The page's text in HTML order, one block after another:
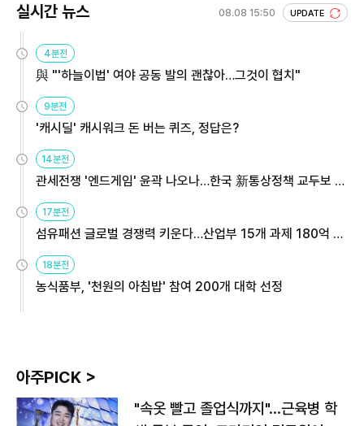
실시간 뉴스 08.08 15:50 UPDATE
4분전
與 "'하늘이법' 여야 공동 발의 괜찮아…그것이 협치"
9분전
'캐시딜' 캐시워크 돈 버는 퀴즈, 정답은?
14분전
관세전쟁 '엔드게임' 윤곽 나오나…한국 新통상정책 교두보 활
용해야
17분전
섬유패션 글로벌 경쟁력 키운다…산업부 15개 과제 180억 지
원
18분전
농식품부, '천원의 아침밥' 참여 200개 대학 선정
아주PICK >
"속옷 빨고 졸업식까지"…근육병 학